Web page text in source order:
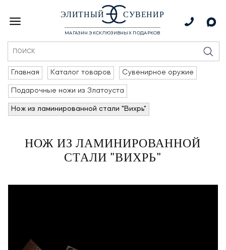
ЭЛИТНЫЙ СУВЕНИР
МАГАЗИН ЭКСКЛЮЗИВНЫХ ПОДАРКОВ
Главная Каталог товаров Сувенирное оружие
Подарочные ножи из Златоуста
Нож из ламинированной стали "Вихрь"
НОЖ ИЗ ЛАМИНИРОВАННОЙ
СТАЛИ "ВИХРЬ"